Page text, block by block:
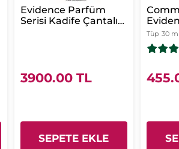
Evidence Parfüm
Serisi Kadife Çantalı
3900.00 TL
SEPETE EKLE
Tüp 30 ml